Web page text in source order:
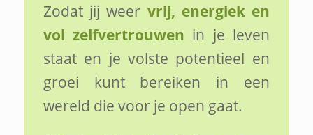
Zodat jij weer vrij, energiek en
vol zelfvertrouwen in je leven
staat en je volste potentieel en
groei kunt bereiken in een
wereld die voor je open gaat.